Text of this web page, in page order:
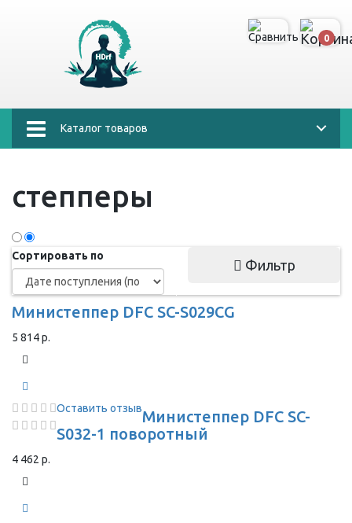
0
Каталог товаров
степперы
Сортировать по
Фильтр
Министеппер DFC SC-S029CG
5 814 р.
Оставить отзывМинистеппер DFC SC-
S032-1 поворотный
4 462 р.